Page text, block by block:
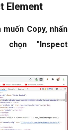
Element
Copy, nhấn
"Inspect